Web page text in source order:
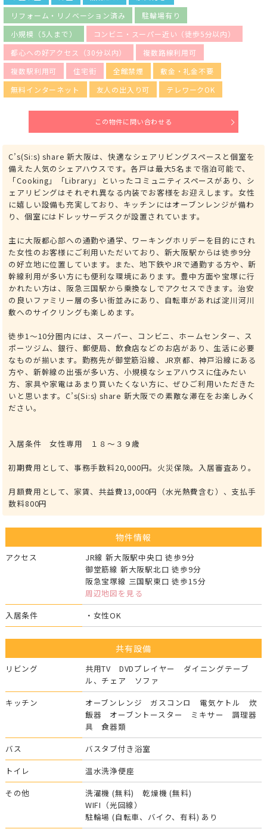
リフォーム・リノベーション済み
駐輪場有り
小規模（5人まで）
コンビニ・スーパー近い（徒歩5分以内）
都心への好アクセス（30分以内）
複数路線利用可
複数駅利用可
住宅街 全館禁煙
敷金・礼金不要
無料インターネット
友人の出入り可 テレワークOK
この物件に問い合わせる
C’s(Si:s) share 新大阪は、快適なシェアリビングスペースと個室を
備えた人気のシェアハウスです。各戸は最大5名まで宿泊可能で、
「Cooking」「Library」といったコミュニティスペースがあり、シ
ェアリビングはそれぞれ異なる内装でお客様をお迎えします。女性
に嬉しい設備も充実しており、キッチンにはオーブンレンジが備わ
り、個室にはドレッサーデスクが設置されています。
主に大阪都心部への通勤や通学、ワーキングホリデーを目的にされ
た女性のお客様にご利用いただいており、新大阪駅からは徒歩9分
の好立地に位置しています。また、地下鉄やJRで通勤する方や、新
幹線利用が多い方にも便利な環境にあります。豊中方面や宝塚に行
かれたい方は、阪急三国駅から乗換なしでアクセスできます。治安
の良いファミリー層の多い街並みにあり、自転車があれば淀川河川
敷へのサイクリングも楽しめます。
徒歩1～10分圏内には、スーパー、コンビニ、ホームセンター、ス
ポーツジム、銀行、郵便局、飲食店などのお店があり、生活に必要
なものが揃います。勤務先が御堂筋沿線、JR京都、神戸沿線にある
方や、新幹線の出張が多い方、小規模なシェアハウスに住みたい
方、家具や家電はあまり買いたくない方に、ぜひご利用いただきた
いと思います。C’s(Si:s) share 新大阪での素敵な滞在をお楽しみく
ださい。
入居条件 女性専用 １８～３９歳
初期費用として、事務手数料20,000円。火災保険。入居審査あり。
月額費用として、家賃、共益費13,000円（水光熱費含む）、支払手
数料800円
物件情報
アクセス
JR線 新大阪駅中央口 徒歩9分
御堂筋線 新大阪駅北口 徒歩9分
阪急宝塚線 三国駅東口 徒歩15分
周辺地図を見る
入居条件
・女性OK
共有設備
リビング
共用TV DVDプレイヤー ダイニングテーブ
ル、チェア ソファ
キッチン
オーブンレンジ ガスコンロ 電気ケトル 炊
飯器 オーブントースター ミキサー 調理器
具 食器類
バス
バスタブ付き浴室
トイレ
温水洗浄便座
その他
洗濯機 (無料) 乾燥機 (無料)
WIFI（光回線）
駐輪場 (自転車、バイク、有料) あり